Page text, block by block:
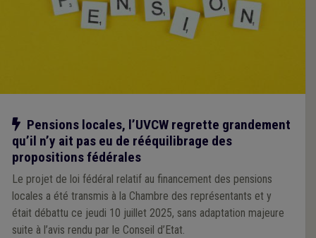
Notre action
Pensions locales, l’UVCW regrette grandement
qu’il n’y ait pas eu de rééquilibrage des
propositions fédérales
Le projet de loi fédéral relatif au financement des pensions
locales a été transmis à la Chambre des représentants et y
était débattu ce jeudi 10 juillet 2025, sans adaptation majeure
suite à l’avis rendu par le Conseil d’Etat.